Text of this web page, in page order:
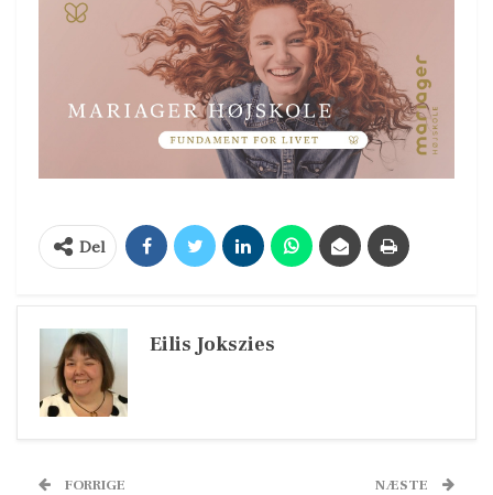
Del
Eilis Jokszies
FORRIGE NÆSTE